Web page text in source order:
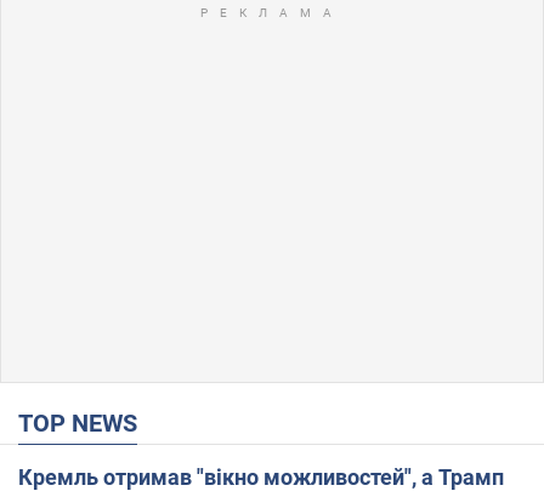
TOP NEWS
Кремль отримав "вікно можливостей", а Трамп